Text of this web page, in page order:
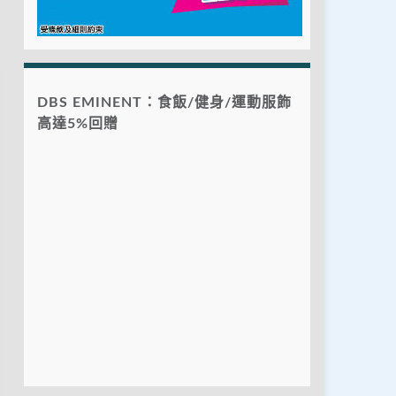
DBS EMINENT：食飯/健身/運動服飾
高達5%回贈